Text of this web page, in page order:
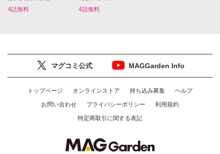
4話無料 4話無料
マグコミ公式 MAGGarden Info
トップページ オンラインストア 持ち込み募集
ヘルプ
お問い合わせ
プライバシーポリシー
利用規約
特定商取引に関する表記